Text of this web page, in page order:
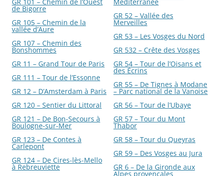
de Bigorre
GR 105 – Chemin de la
vallée d’Aure
GR 107 – Chemin des
Bonshommes
GR 11 – Grand Tour de Paris
GR 111 – Tour de l’Essonne
GR 12 – D’Amsterdam à Paris
GR 120 – Sentier du Littoral
GR 121 – De Bon-Secours à
Boulogne-sur-Mer
GR 123 – De Contes à
Carlepont
GR 124 – De Cires-lès-Mello
à Rebreuviette
GR 52 – Vallée des
Merveilles
GR 53 – Les Vosges du Nord
GR 532 – Crête des Vosges
GR 54 – Tour de l’Oisans et
des Écrins
GR 55 – De Tignes à Modane
– Parc national de la Vanoise
GR 56 – Tour de l’Ubaye
GR 57 – Tour du Mont
Thabor
GR 58 – Tour du Queyras
GR 59 – Des Vosges au Jura
GR 6 – De la Gironde aux
Alpes provençales